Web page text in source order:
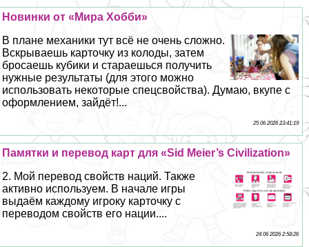
Новинки от «Мира Хобби»
В плане механики тут всё не очень сложно.
Вскрываешь карточку из колоды, затем
бросаешь кубики и стараешься получить
нужные результаты (для этого можно
использовать некоторые спецсвойства). Думаю, вкупе с
оформлением, зайдёт!...
25 06 2026 23:41:19
Памятки и перевод карт для «Sid Meier’s Civilization»
2. Мой перевод свойств наций. Также
активно используем. В начале игры
выдаём каждому игроку карточку с
переводом свойств его нации....
24 06 2026 2:58:26